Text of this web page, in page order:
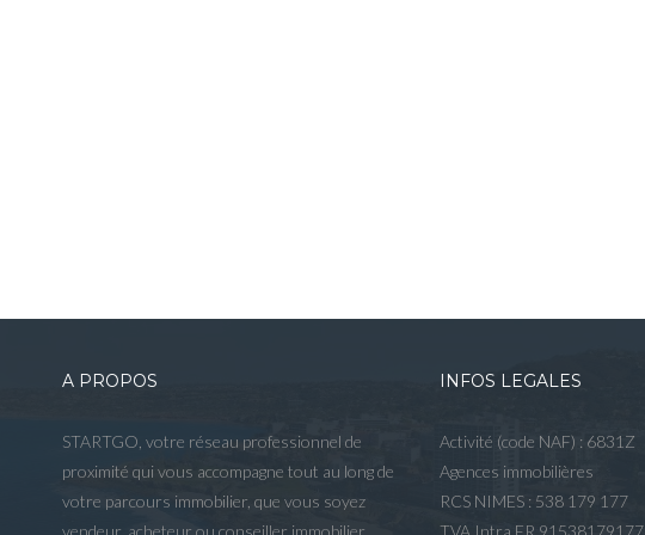
A PROPOS
STARTGO, votre réseau professionnel de
proximité qui vous accompagne tout au long de
votre parcours immobilier, que vous soyez
vendeur, acheteur ou conseiller immobilier,
INFOS LEGALES
Activité (code NAF) : 6831Z
Agences immobilières
RCS NIMES : 538 179 177
TVA Intra FR 91538179177